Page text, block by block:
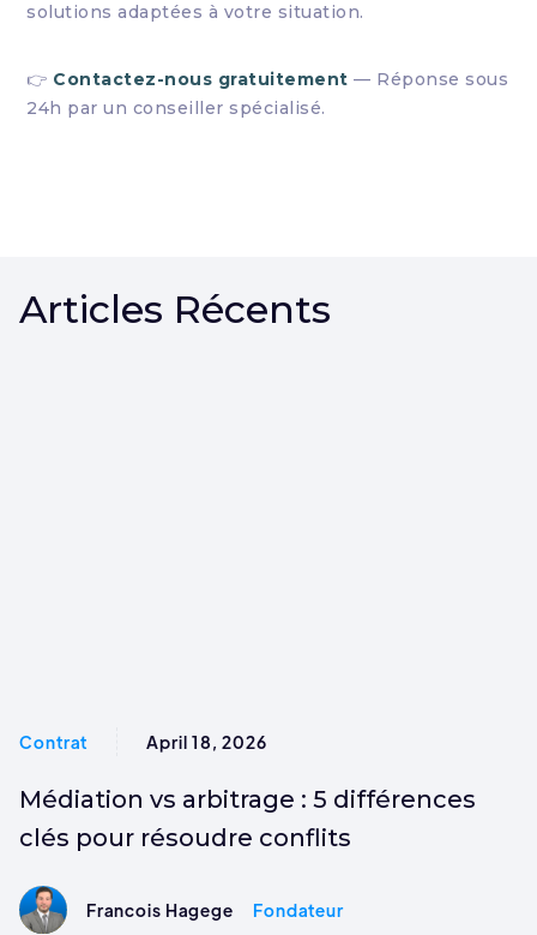
solutions adaptées à votre situation.
👉 Contactez-nous gratuitement — Réponse sous
24h par un conseiller spécialisé.
Articles Récents
Contrat April 18, 2026
Médiation vs arbitrage : 5 différences
clés pour résoudre conflits
Francois Hagege Fondateur